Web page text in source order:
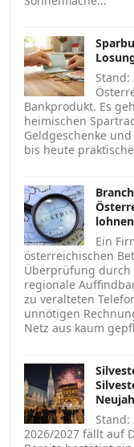
Stand:
Bankprodukt. Es
heimischen
Geldgeschenke
bis heute
lohnen
Ein
österreichischen
Überprüfung
regionale
zu veralteten
unnötigen
Netz aus kaum
Stand:
2026/2027 fällt auf